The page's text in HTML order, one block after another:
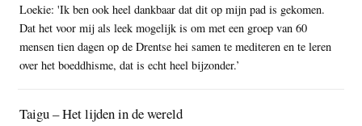
Loekie: 'Ik ben ook heel dankbaar dat dit op mijn pad is gekomen.
Dat het voor mij als leek mogelijk is om met een groep van 60
mensen tien dagen op de Drentse hei samen te mediteren en te leren
over het boeddhisme, dat is echt heel bijzonder.’
Taigu – Het lijden in de wereld